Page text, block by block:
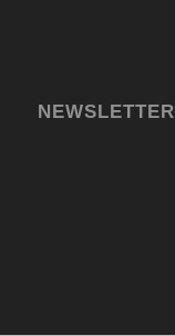
NEWSLETTER